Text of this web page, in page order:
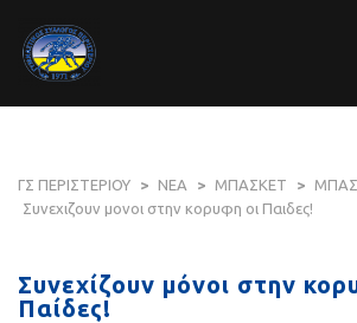
ΓΣ ΠΕΡΙΣΤΕΡΙΟΥ > ΝΕΑ > ΜΠΑΣΚΕΤ >
Συνεχιζουν μονοι στην κορυφη οι Παιδες!
Συνεχίζουν μόνοι στην
Παίδες!